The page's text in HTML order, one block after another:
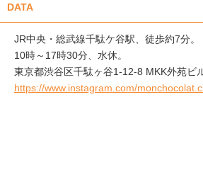
DATA
JR中央・総武線千駄ケ谷駅、徒歩約7分。
10時～17時30分、水休。
東京都渋谷区千駄ヶ谷1-12-8 MKK外苑ビ
https://www.instagram.com/